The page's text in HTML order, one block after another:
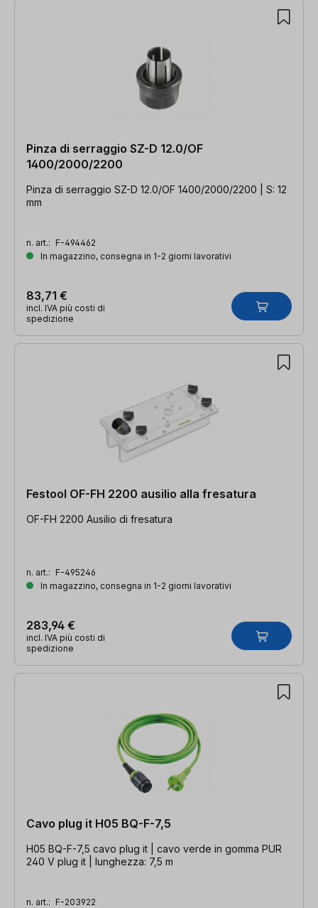
Pinza di serraggio SZ-D 12.0/OF
1400/2000/2200
Pinza di serraggio SZ-D 12.0/OF 1400/2000/2200 | S: 12
mm
n. art.: F-494462
In magazzino, consegna in 1-2 giorni lavorativi
83,71 €
incl. IVA più costi di
spedizione
Festool OF-FH 2200 ausilio alla fresatura
OF-FH 2200 Ausilio di fresatura
n. art.: F-495246
In magazzino, consegna in 1-2 giorni lavorativi
283,94 €
incl. IVA più costi di
spedizione
Cavo plug it H05 BQ-F-7,5
H05 BQ-F-7,5 cavo plug it | cavo verde in gomma PUR
240 V plug it | lunghezza: 7,5 m
n. art.: F-203922